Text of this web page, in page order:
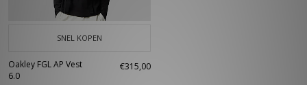
SNEL KOPEN
Oakley FGL AP Vest
6.0
€315,00